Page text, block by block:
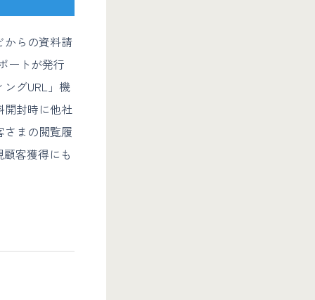
からの資料請
ートが発行
グURL」機
開封時に他社
さまの閲覧履
客獲得にも